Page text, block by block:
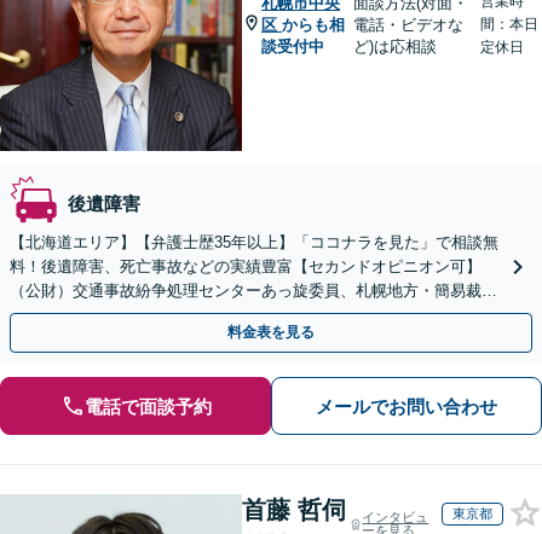
区 からも相
談受付中
電話・ビデオな
ど)は応相談
間：本日
定休日
後遺障害
【北海道エリア】【弁護士歴35年以上】「ココナラを見た」で相談無
料！後遺障害、死亡事故などの実績豊富【セカンドオピニオン可】
（公財）交通事故紛争処理センターあっ旋委員、札幌地方・簡易裁判
所調停委員の経験あり
料金表を見る
電話で面談予約 メールでお問い合わせ
首藤 哲伺
インタビュ
ーを見る
東京都